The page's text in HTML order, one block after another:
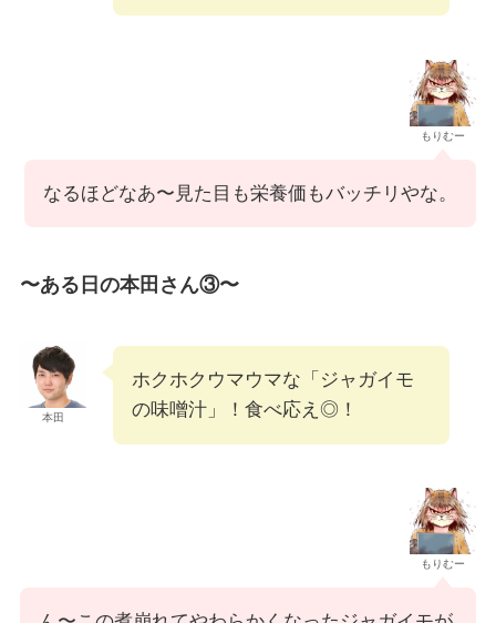
もりむー
なるほどなあ〜見た目も栄養価もバッチリやな。
〜ある日の本田さん③〜
本田
ホクホクウマウマな「ジャガイモ
の味噌汁」！食べ応え◎！
もりむー